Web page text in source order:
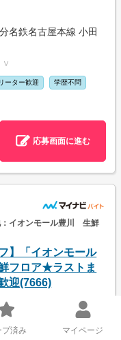
名鉄名古屋本線 小田
∨
ーター歓迎 学歴不問
応募画面に進む
イオンモール豊川 生鮮
】「イオンモール
フロア★ラストま
迎(7666)
プ済み マイページ